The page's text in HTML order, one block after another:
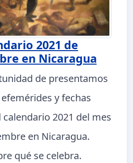
2021 de
en Nicaragua
de presentamos
y fechas
calendario 2021 del mes
en Nicaragua.
qué se celebra.